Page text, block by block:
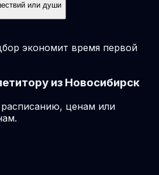
или души
экономит время первой
из Новосибирск
ценам или